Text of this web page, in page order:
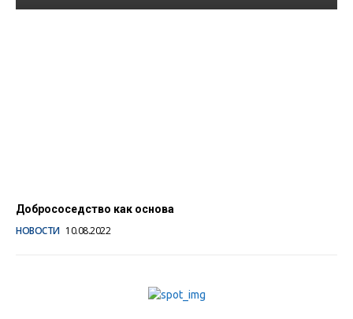
Добрососедство как основа
НОВОСТИ 10.08.2022